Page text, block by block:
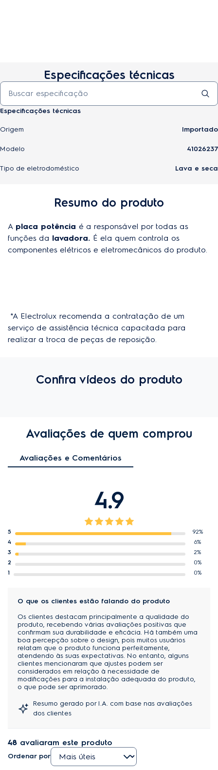
Especificações técnicas
Especificações técnicas
Origem Importado
Modelo 41026237
Tipo de eletrodoméstico Lava e seca
Resumo do produto
A placa potência é a responsável por todas as
funções da lavadora. É ela quem controla os
componentes elétricos e eletromecânicos do produto.
serviço de assistência técnica capacitada para
realizar a troca de peças de reposição.
Confira vídeos do produto
Avaliações de quem comprou
Avaliações e Comentários
4.9
5
92%
4
6%
3
2%
2
0%
1
0%
O que os clientes estão falando do produto
Os clientes destacam principalmente a qualidade do
produto, recebendo várias avaliações positivas que
confirmam sua durabilidade e eficácia. Há também uma
boa percepção sobre o design, pois muitos usuários
relatam que o produto funciona perfeitamente,
atendendo às suas expectativas. No entanto, alguns
clientes mencionaram que ajustes podem ser
considerados em relação à necessidade de
modificações para a instalação adequada do produto,
o que pode ser aprimorado.
Resumo gerado por I.A. com base nas avaliações
dos clientes
48 avaliaram este produto
Ordenar por